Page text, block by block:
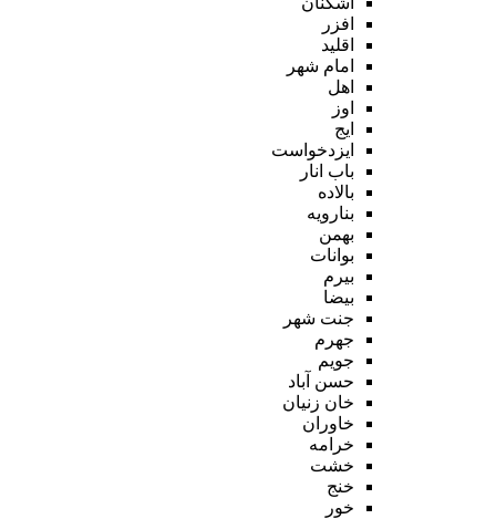
افزر
اقلید
امام شهر
اهل
اوز
ایج
ایزدخواست
باب انار
بالاده
بنارویه
بهمن
بوانات
بیرم
بیضا
جنت شهر
جهرم
جویم
حسن آباد
خان زنیان
خاوران
خرامه
خشت
خنج
خور